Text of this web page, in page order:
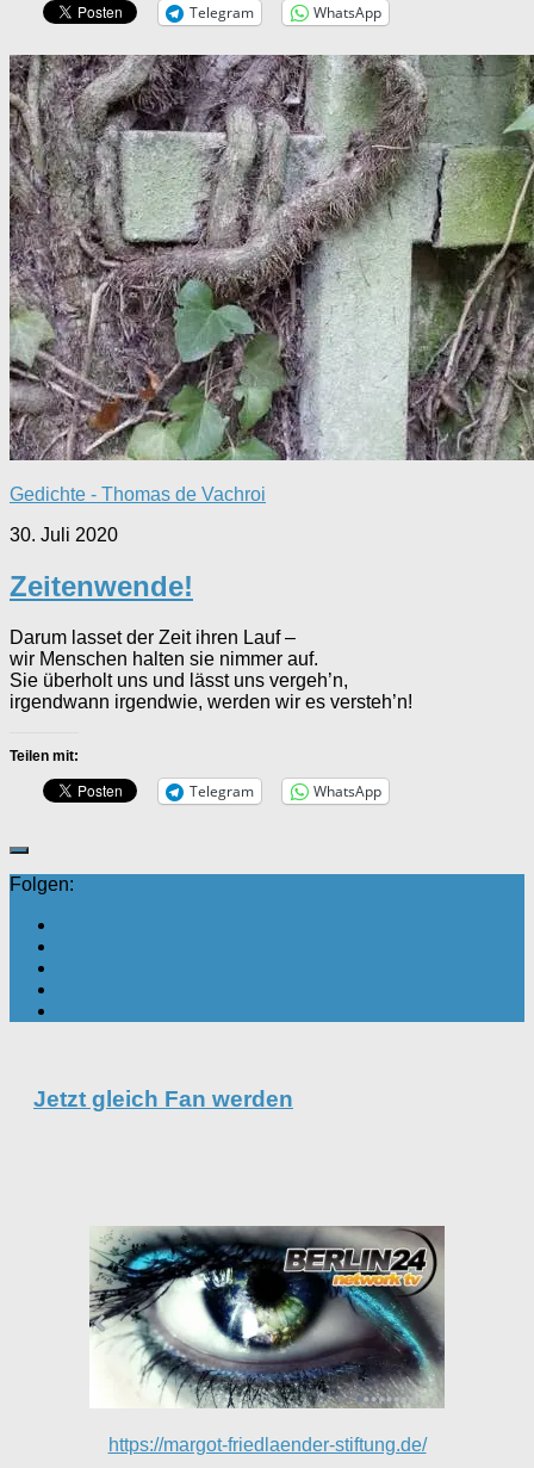
Telegram WhatsApp
Gedichte - Thomas de Vachroi
30. Juli 2020
Zeitenwende!
Darum lasset der Zeit ihren Lauf –
wir Menschen halten sie nimmer auf.
Sie überholt uns und lässt uns vergeh’n,
irgendwann irgendwie, werden wir es versteh’n!
Teilen mit:
Telegram WhatsApp
Folgen:
Jetzt gleich Fan werden
https://margot-friedlaender-stiftung.de/